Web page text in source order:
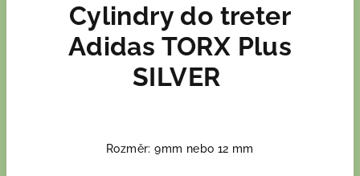
Cylindry do treter
Adidas TORX Plus
SILVER
Rozměr: 9mm nebo 12 mm